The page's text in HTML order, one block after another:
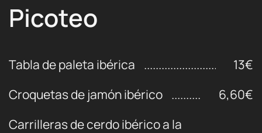
Picoteo
Tabla de paleta ibérica
13€
Croquetas de jamón ibérico
6,60€
Carrilleras de cerdo ibérico a la